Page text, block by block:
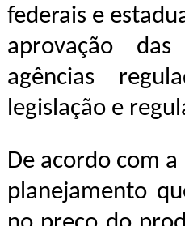
federais e
aprovação
agências
legislação e
De acordo com
planejamento